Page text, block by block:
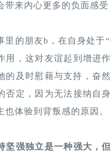
带来内心更多的负面感
里的朋友b，在自身处于
用，这对友谊起到增进
的及时慰藉与支持，奋
否定，因为无法接纳自
也体验到背叛感的原因。
坚强独立是一种强大，